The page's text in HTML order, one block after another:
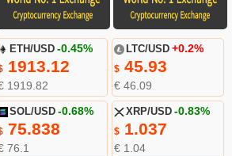
ETH/USD -0.45%
1913.12
1919.82
LTC/USD +0.2%
$45.93
€ 46.09
SOL/USD -0.68%
75.838
76.1
XRP/USD -0.83%
$1.037
€ 1.04